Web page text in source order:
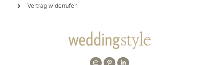
Vertrag widerrufen